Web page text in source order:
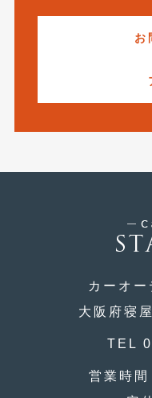
お
カーオー
大阪府寝
TEL
営業時